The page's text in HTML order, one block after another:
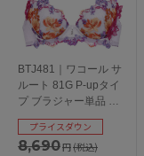
BTJ481｜ワコール サ
ルート 81G P-upタイ
プ ブラジャー単品 全3
色 B・C・ D・E・F・
G・H・Iカップ/アンダ
ー65・70・75・80・
8,690円(税込)
プライスダウン